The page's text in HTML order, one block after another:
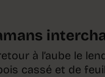
à l’aube le
cassé et de